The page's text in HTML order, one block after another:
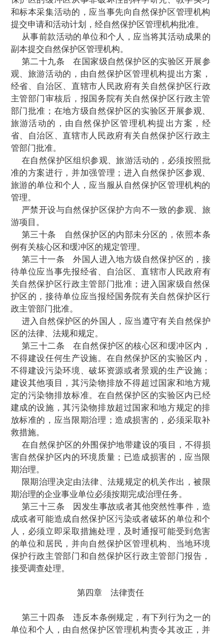
管部门或者国务院有关自然保护区行政主
理。地方级自然保护区，由其所在地的县
人民政府有关自然保护区行政主管部门管理
有关自然保护区行政主管部门应当在自
设立专门的管理机构，配备专业技术人员
保护区的具体管理工作。
第二十二条自然保护区管理机构的主要
(一)贯彻执行国家有关自然保护的法律
针、政策；
( 二)制定自然保护区的各项管理制度，
然保护区；
(三)调查自然资源并建立档案，组织环
护自然保护区内的自然环境和自然资源；
(四) 组织或者协助有关部门开展自然保
研究工作；
(五)进行自然保护的宣传教育；
(六)在不影响保护自然保护区的自然环
源的前提下，组织开展参观、旅游等活动。
第二十三条管理自然保护区所需经费
护区所在地的县级以上地方人民政府安排
家级自然保护区的管理，给予适当的资金补
第二十四条自然保护区所在地的公安
根据需要在自然保护区设置公安派出机构
保护区内的治安秩序。
第二十五条在自然保护区内的单位、
准进入自然保护区的人员，必须遵守自然
项管理制度，接受自然保护区管理机构的管
第二十六条
牧、狩猎、捕捞、采药、开垦、烧荒、开
挖沙等活动；但是，法律、行政法规另有
外。
第二十七条禁止任何人进入自然保
区。因科学研究的需要，必须进入核心区
究观测、调查活动的，应当事先向自然保
构提交申请和活动计划，并经省级以上人
自然保护区行政主管部门批准；其中，进
然保护区核心区的，必须经国
政主管部门批准。
自然保护区所在地的地方人民政府予以妥善
第二十八条禁止在自然保护区的缓冲